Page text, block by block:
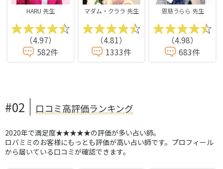
HARU 先生
（4.97）
582件
マダム・クララ 先生
（4.81）
1333件
恩慈うらら 先生
（4.98）
683件
#02 口コミ高評価ランキング
2020年で満足度★★★★★の評価が多い占い師。
ロバミミのお客様にもっとも評価が高い占い師です。プロフィール
から届いている口コミが確認できます。